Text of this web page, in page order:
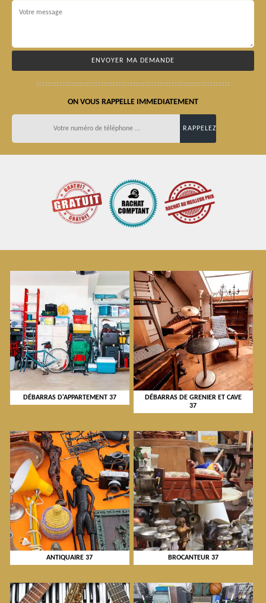
ON VOUS RAPPELLE IMMEDIATEMENT
DÉBARRAS D'APPARTEMENT 37
DÉBARRAS DE GRENIER ET CAVE
37
ANTIQUAIRE 37 BROCANTEUR 37